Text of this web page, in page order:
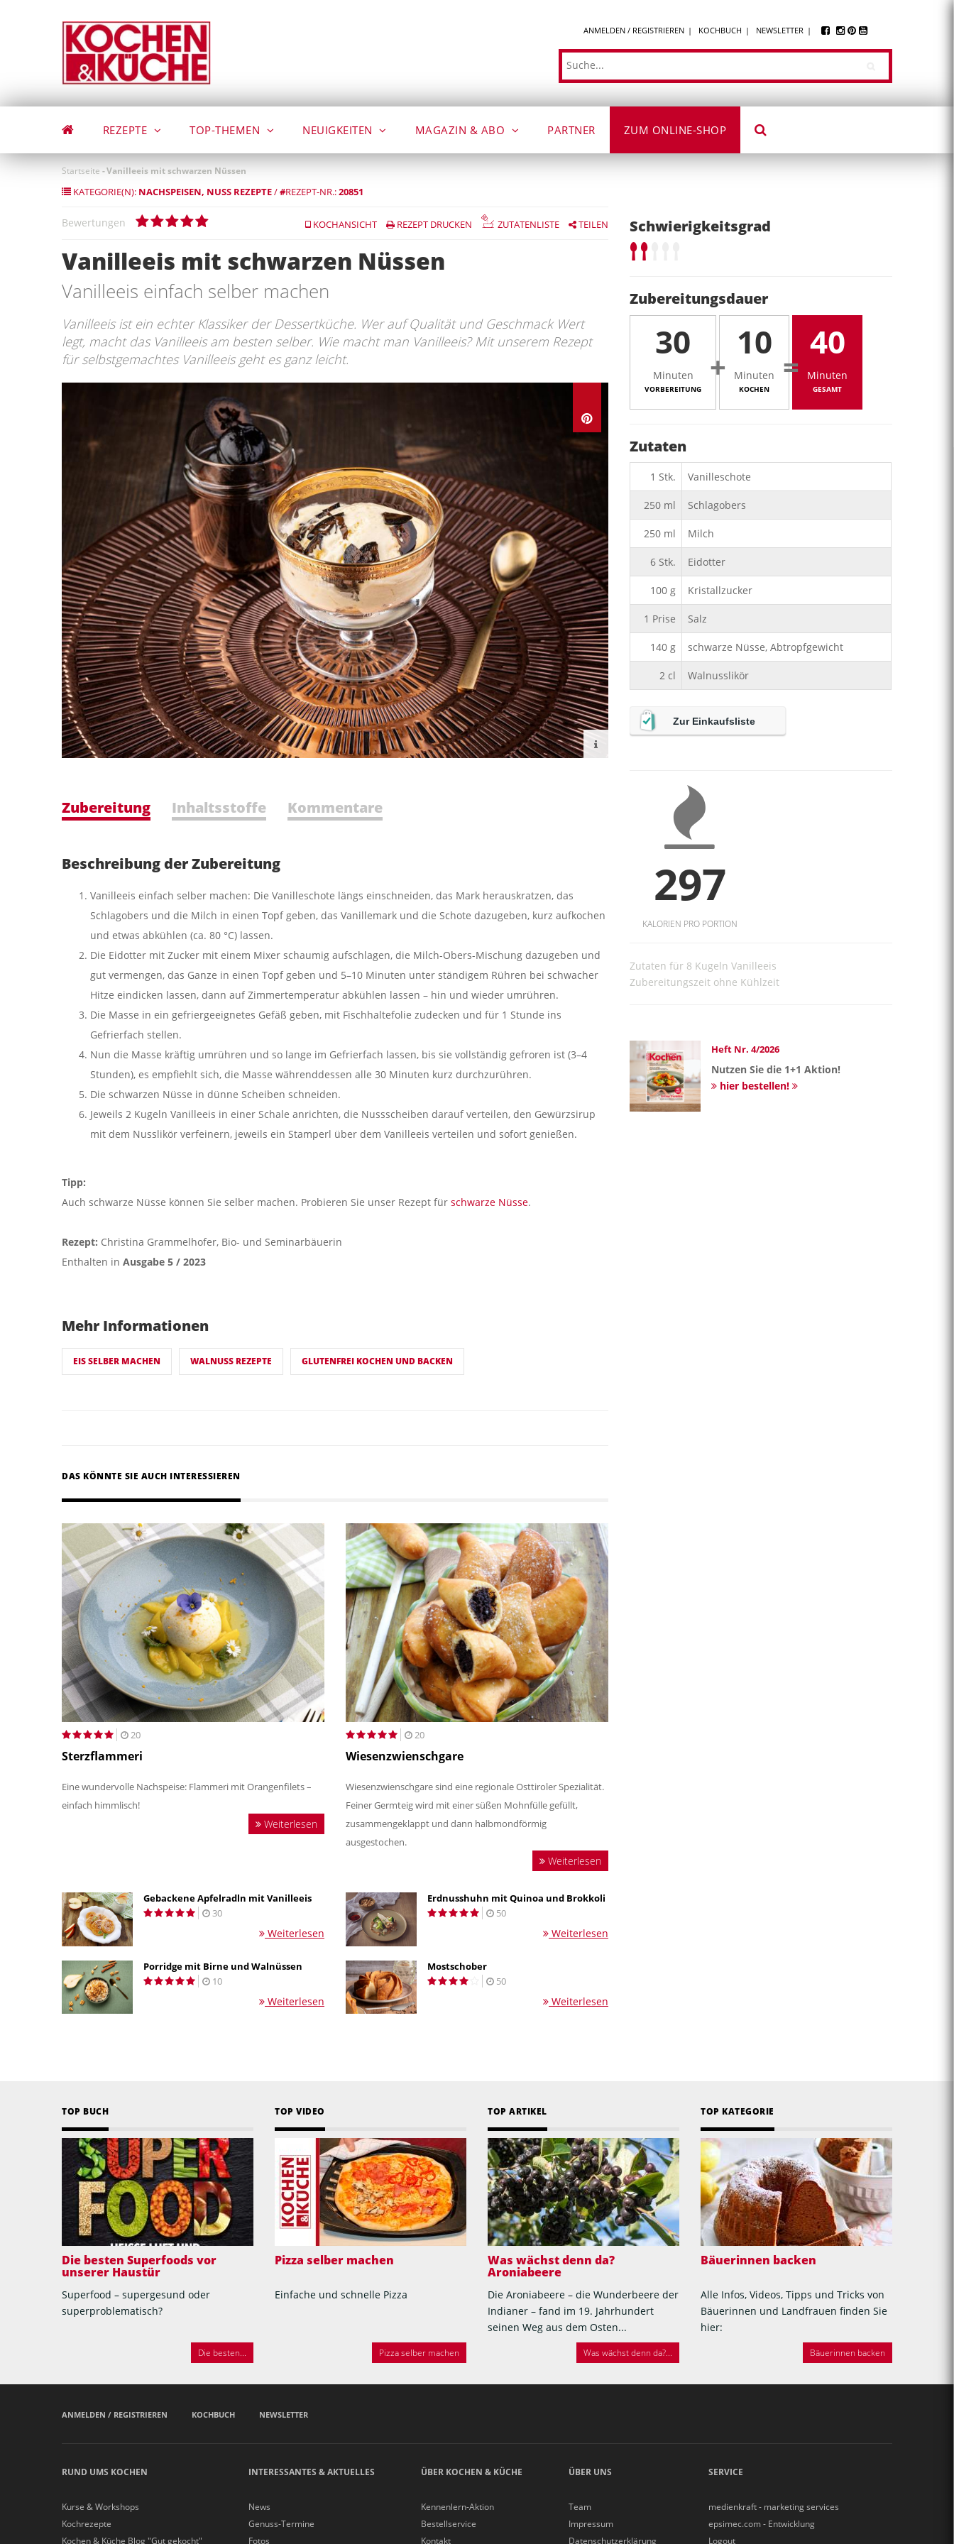
ANMELDEN / REGISTRIEREN KOCHBUCH NEWSLETTER
Suche
REZEPTE TOP-THEMEN NEUIGKEITEN MAGAZIN & ABO PARTNER ZUM ONLINE-SHOP
Startseite -Vanilleeis mit schwarzen Nüssen
KATEGORIE(N): NACHSPEISEN NUSS REZEPTE/#REZEPT-NR.:20851
Bewertungen KOCHANSICHT REZEPT DRUCKEN ZUTATENLISTE TEILEN
Vanilleeis mit schwarzen Nüssen
Vanilleeis einfach selber machen
Vanilleeis ist ein echter Klassiker der Dessertküche. Wer auf Qualität und Geschmack Wert
legt, macht das Vanilleeis am besten selber. Wie macht man Vanilleeis? Mit unserem Rezept
für selbstgemachtes Vanilleeis geht es ganz leicht.
Zubereitung Inhaltsstoffe Kommentare
Beschreibung der Zubereitung
Vanilleeis einfach selber machen: Die Vanilleschote längs einschneiden, das Mark herauskratzen, das
Schlagobers und die Milch in einen Topf geben, das Vanillemark und die Schote dazugeben, kurz aufkochen
und etwas abkühlen (ca. 80 °C) lassen.
Die Eidotter mit Zucker mit einem Mixer schaumig aufschlagen, die Milch-Obers-Mischung dazugeben und
gut vermengen, das Ganze in einen Topf geben und 5–10 Minuten unter ständigem Rühren bei schwacher
Hitze eindicken lassen, dann auf Zimmertemperatur abkühlen lassen – hin und wieder umrühren.
Die Masse in ein gefriergeeignetes Gefäß geben, mit Fischhaltefolie zudecken und für 1 Stunde ins
Gefrierfach stellen.
Nun die Masse kräftig umrühren und so lange im Gefrierfach lassen, bis sie vollständig gefroren ist (3–4
Stunden), es empfiehlt sich, die Masse währenddessen alle 30 Minuten kurz durchzurühren.
Die schwarzen Nüsse in dünne Scheiben schneiden.
Jeweils 2 Kugeln Vanilleeis in einer Schale anrichten, die Nussscheiben darauf verteilen, den Gewürzsirup
mit dem Nusslikör verfeinern, jeweils ein Stamperl über dem Vanilleeis verteilen und sofort genießen.
Tipp:
Auch schwarze Nüsse können Sie selber machen. Probieren Sie unser Rezept für schwarze Nüsse.
Rezept: Christina Grammelhofer, Bio- und Seminarbäuerin
Enthalten in Ausgabe 5 / 2023
Mehr Informationen
EIS SELBER MACHEN WALNUSS REZEPTE GLUTENFREI KOCHEN UND BACKEN
DAS KÖNNTE SIE AUCH INTERESSIEREN
20
Sterzflammeri
Eine wundervolle Nachspeise: Flammeri mit Orangenfilets –
einfach himmlisch!
Weiterlesen
20
Wiesenzwienschgare
Wiesenzwienschgare sind eine regionale Osttiroler Spezialität.
Feiner Germteig wird mit einer süßen Mohnfülle gefüllt,
zusammengeklappt und dann halbmondförmig
ausgestochen.
Weiterlesen
Gebackene Apfelradln mit Vanilleeis
30
Weiterlesen
Erdnusshuhn mit Quinoa und Brokkoli
50
Weiterlesen
Porridge mit Birne und Walnüssen
10
Weiterlesen
Mostschober
50
Weiterlesen
Schwierigkeitsgrad
Zubereitungsdauer
30
Minuten
VORBEREITUNG
+
10
Minuten
KOCHEN
=
40
Minuten
GESAMT
Zutaten
1 Stk. Vanilleschote
250 ml Schlagobers
250 ml Milch
6 Stk. Eidotter
100 g Kristallzucker
1 Prise Salz
140 g schwarze Nüsse, Abtropfgewicht
2 cl Walnusslikör
Zur Einkaufsliste
297
KALORIEN PRO PORTION
Zutaten für 8 Kugeln Vanilleeis
Zubereitungszeit ohne Kühlzeit
Heft Nr. 4/2026
Nutzen Sie die 1+1 Aktion!
hier bestellen!
TOP BUCH
Die besten Superfoods vor
unserer Haustür
Superfood – supergesund oder
superproblematisch?
Die besten...
TOP VIDEO
Pizza selber machen
Einfache und schnelle Pizza
Pizza selber machen
TOP ARTIKEL
Was wächst denn da?
Aroniabeere
Die Aroniabeere – die Wunderbeere der
Indianer – fand im 19. Jahrhundert
seinen Weg aus dem Osten...
Was wächst denn da?...
TOP KATEGORIE
Bäuerinnen backen
Alle Infos, Videos, Tipps und Tricks von
Bäuerinnen und Landfrauen finden Sie
hier:
Bäuerinnen backen
ANMELDEN / REGISTRIEREN KOCHBUCH NEWSLETTER
RUND UMS KOCHEN
Kurse & Workshops
Kochrezepte
Kochen & Küche Blog "Gut gekocht"
INTERESSANTES & AKTUELLES
News
Genuss-Termine
Fotos
ÜBER KOCHEN & KÜCHE
Kennenlern-Aktion
Bestellservice
Kontakt
ÜBER UNS
Team
Impressum
Datenschutzerklärung
SERVICE
medienkraft - marketing services
epsimec.com - Entwicklung
Logout